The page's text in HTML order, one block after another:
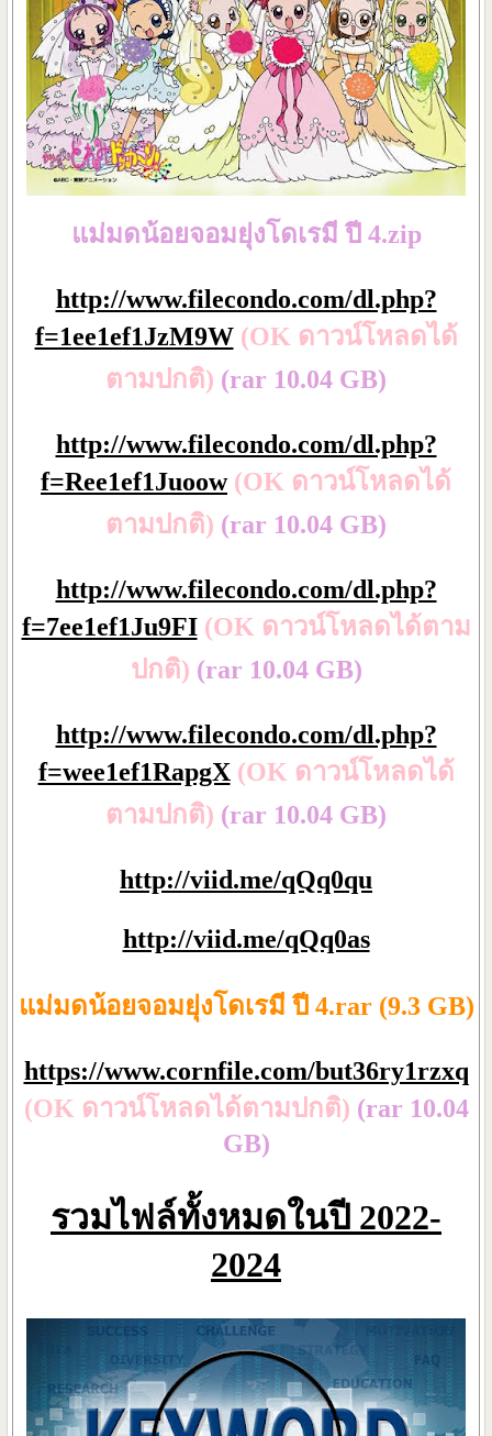
แม่มดน้อยจอมยุ่งโดเรมี ปี 4.zip
http://www.filecondo.com/dl.php?
f=1ee1ef1JzM9W (OK ดาวน์โหลดได้
ตามปกติ) (rar 10.04 GB)
http://www.filecondo.com/dl.php?
f=Ree1ef1Juoow (OK ดาวน์โหลดได้
ตามปกติ) (rar 10.04 GB)
http://www.filecondo.com/dl.php?
f=7ee1ef1Ju9FI (OK ดาวน์โหลดได้ตาม
ปกติ) (rar 10.04 GB)
http://www.filecondo.com/dl.php?
f=wee1ef1RapgX (OK ดาวน์โหลดได้
ตามปกติ) (rar 10.04 GB)
http://viid.me/qQq0qu
http://viid.me/qQq0as
แม่มดน้อยจอมยุ่งโดเรมี ปี 4.rar (9.3 GB)
https://www.cornfile.com/but36ry1rzxq
(OK ดาวน์โหลดได้ตามปกติ) (rar 10.04
GB)
รวมไฟล์ทั้งหมดในปี 2022-
2024